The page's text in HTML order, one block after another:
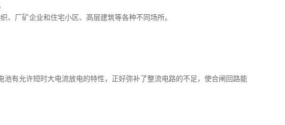
厂矿企业和住宅小区、高层建筑等各种不同场所。
有允许短时大电流放电的特性，正好弥补了整流电路的不足，使合闸回路能